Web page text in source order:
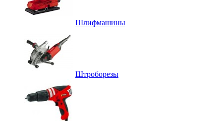
Шлифмашины
Штроборезы